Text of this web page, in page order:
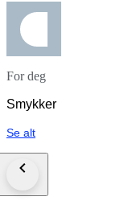
For deg
Smykker
Se alt